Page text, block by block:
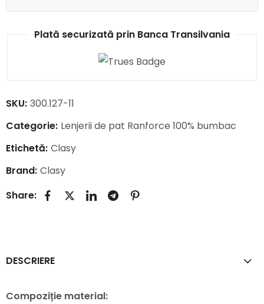
Plată securizată prin Banca Transilvania
SKU: 300.127-11
Categorie: Lenjerii de pat Ranforce 100% bumbac
Etichetă: Clasy
Brand: Clasy
Share:
DESCRIERE
Compoziție material: